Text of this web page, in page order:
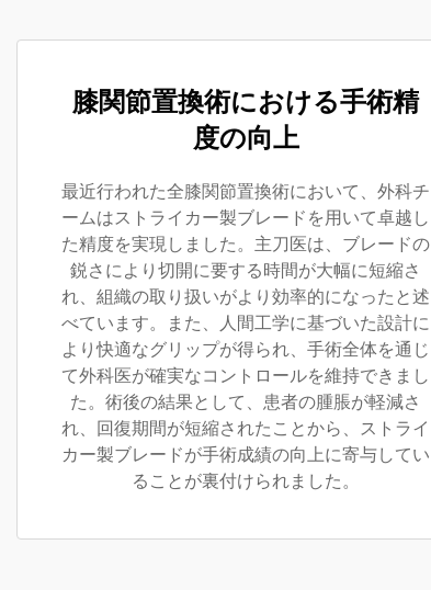
膝関節置換術における手術精
度の向上
最近行われた全膝関節置換術において、外科チ
ームはストライカー製ブレードを用いて卓越し
た精度を実現しました。主刀医は、ブレードの
鋭さにより切開に要する時間が大幅に短縮さ
れ、組織の取り扱いがより効率的になったと述
べています。また、人間工学に基づいた設計に
より快適なグリップが得られ、手術全体を通じ
て外科医が確実なコントロールを維持できまし
た。術後の結果として、患者の腫脹が軽減さ
れ、回復期間が短縮されたことから、ストライ
カー製ブレードが手術成績の向上に寄与してい
ることが裏付けられました。